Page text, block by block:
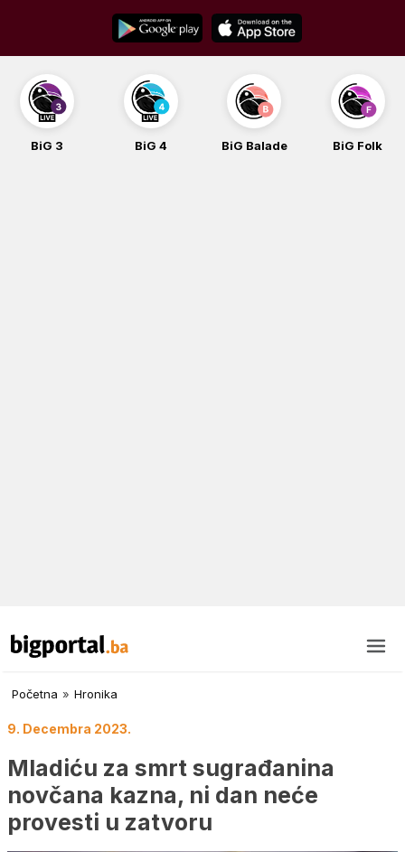
content
BiG 4 BiG Balade BiG Folk BiG iG
Početna » Hronika
9. Decembra 2023.
Mladiću za smrt sugrađanina
novčana kazna, ni dan neće
provesti u zatvoru